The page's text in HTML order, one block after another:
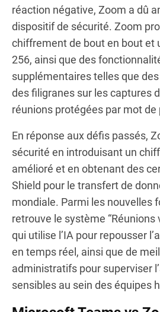
réaction négative, Zoom a dû
dispositif de sécurité. Zoom
chiffrement de bout en bout et
256, ainsi que des
supplémentaires telles que
des filigranes sur les captures
réunions protégées par mot de
En réponse aux défis passés,
sécurité en introduisant un
amélioré et en obtenant des
Shield pour le transfert de
mondiale. Parmi les nouvelles
retrouve le système “Réunions
qui utilise l’IA pour repousser
en temps réel, ainsi que de
administratifs pour superviser
sensibles au sein des équipes